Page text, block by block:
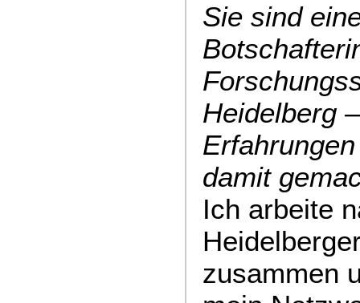
Sie sind
Heidelberg
damit
Ich arbeite
zusammen